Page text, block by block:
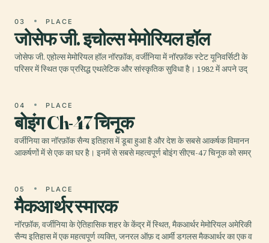
03 PLACE
जोसेफ जी. इचोल्स मेमोरियल हॉल
जोसेफ जी. एहोल्स मेमोरियल हॉल नॉरफ़ॉक, वर्जीनिया में नॉरफ़ॉक स्टेट यूनिवर्सिटी के
परिसर में स्थित एक प्रसिद्ध एथलेटिक और सांस्कृतिक सुविधा है। 1982 में अपने उद्
04 PLACE
बोइंग Ch-47 चिनूक
वर्जीनिया का नॉरफ़ॉक सैन्य इतिहास में डूबा हुआ है और देश के सबसे आकर्षक विमानन
आकर्षणों में से एक का घर है। इनमें से सबसे महत्वपूर्ण बोइंग सीएच-47 चिनूक को समर्
05 PLACE
मैकआर्थर स्मारक
नॉरफ़ॉक, वर्जीनिया के ऐतिहासिक शहर के केंद्र में स्थित, मैकआर्थर मेमोरियल अमेरिकी
सैन्य इतिहास में एक महत्वपूर्ण व्यक्ति, जनरल ऑफ़ द आर्मी डगलस मैकआर्थर का एक व